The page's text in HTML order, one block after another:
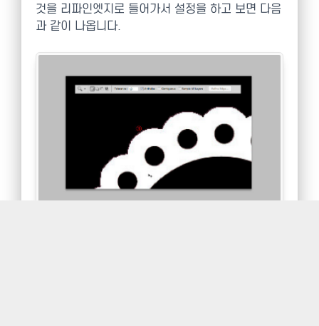
것을 리파인엣지로 들어가서 설정을 하고 보면 다음
과 같이 나옵니다.